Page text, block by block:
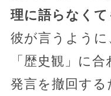
理に語らなく
彼が言うよう
「歴史観」に
発言を撤回す